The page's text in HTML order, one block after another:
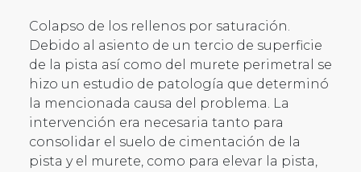
Colapso de los rellenos por saturación.
Debido al asiento de un tercio de superficie
de la pista así como del murete perimetral se
hizo un estudio de patología que determinó
la mencionada causa del problema. La
intervención era necesaria tanto para
consolidar el suelo de cimentación de la
pista y el murete, como para elevar la pista,